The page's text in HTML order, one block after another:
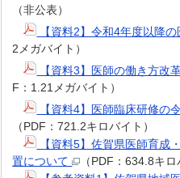
（非公表）
【資料2】令和4年度以降
2メガバイト）
【資料3】医師の働き方改
F：1.21メガバイト）
【資料4】医師臨床研修の
（PDF：721.2キロバイト）
【資料5】佐賀県医師育成
置について
（PDF：634.8キロ